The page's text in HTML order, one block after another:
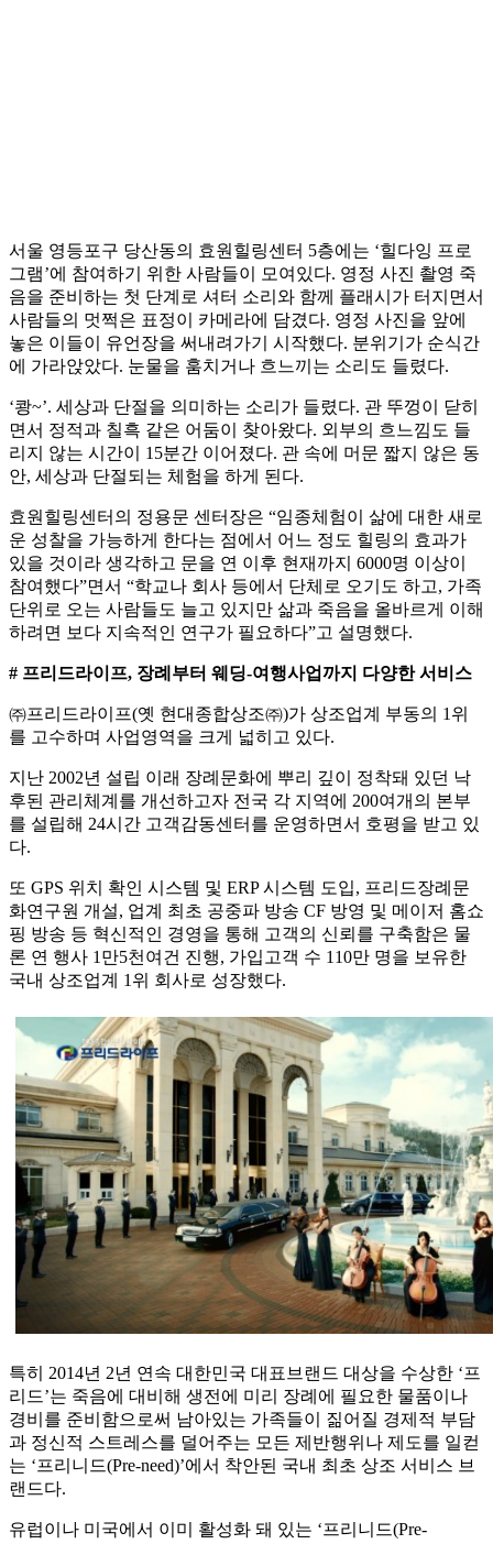
서울 영등포구 당산동의 효원힐링센터 5층에는 ‘힐다잉 프로
그램’에 참여하기 위한 사람들이 모여있다. 영정 사진 촬영 죽
음을 준비하는 첫 단계로 셔터 소리와 함께 플래시가 터지면서
사람들의 멋쩍은 표정이 카메라에 담겼다. 영정 사진을 앞에
놓은 이들이 유언장을 써내려가기 시작했다. 분위기가 순식간
에 가라앉았다. 눈물을 훔치거나 흐느끼는 소리도 들렸다.
‘쾅~’. 세상과 단절을 의미하는 소리가 들렸다. 관 뚜껑이 닫히
면서 정적과 칠흑 같은 어둠이 찾아왔다. 외부의 흐느낌도 들
리지 않는 시간이 15분간 이어졌다. 관 속에 머문 짧지 않은 동
안, 세상과 단절되는 체험을 하게 된다.
효원힐링센터의 정용문 센터장은 “임종체험이 삶에 대한 새로
운 성찰을 가능하게 한다는 점에서 어느 정도 힐링의 효과가
있을 것이라 생각하고 문을 연 이후 현재까지 6000명 이상이
참여했다”면서 “학교나 회사 등에서 단체로 오기도 하고, 가족
단위로 오는 사람들도 늘고 있지만 삶과 죽음을 올바르게 이해
하려면 보다 지속적인 연구가 필요하다”고 설명했다.
# 프리드라이프, 장례부터 웨딩-여행사업까지 다양한 서비스
㈜프리드라이프(옛 현대종합상조㈜)가 상조업계 부동의 1위
를 고수하며 사업영역을 크게 넓히고 있다.
지난 2002년 설립 이래 장례문화에 뿌리 깊이 정착돼 있던 낙
후된 관리체계를 개선하고자 전국 각 지역에 200여개의 본부
를 설립해 24시간 고객감동센터를 운영하면서 호평을 받고 있
다.
또 GPS 위치 확인 시스템 및 ERP 시스템 도입, 프리드장례문
화연구원 개설, 업계 최초 공중파 방송 CF 방영 및 메이저 홈쇼
핑 방송 등 혁신적인 경영을 통해 고객의 신뢰를 구축함은 물
론 연 행사 1만5천여건 진행, 가입고객 수 110만 명을 보유한
국내 상조업계 1위 회사로 성장했다.
특히 2014년 2년 연속 대한민국 대표브랜드 대상을 수상한 ‘프
리드’는 죽음에 대비해 생전에 미리 장례에 필요한 물품이나
경비를 준비함으로써 남아있는 가족들이 짊어질 경제적 부담
과 정신적 스트레스를 덜어주는 모든 제반행위나 제도를 일컫
는 ‘프리니드(Pre-need)’에서 착안된 국내 최초 상조 서비스 브
랜드다.
유럽이나 미국에서 이미 활성화 돼 있는 ‘프리니드(Pre-